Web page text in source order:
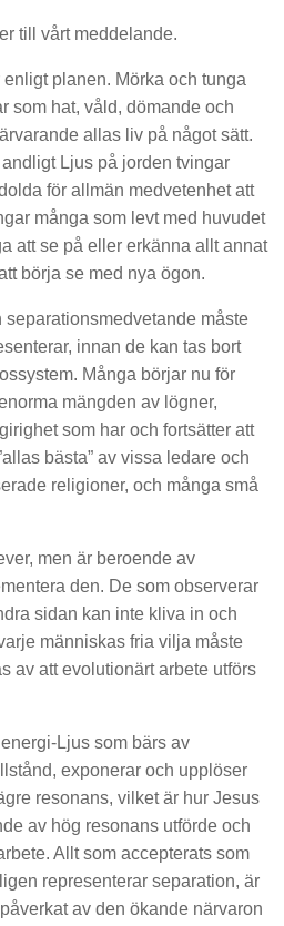
till vårt meddelande.
planen. Mörka och tunga
som hat, våld, dömande och
allas liv på något sätt.
Ljus på jorden tvingar
för allmän medvetenhet att
många som levt med huvudet
att se på eller erkänna allt annat
börja se med nya ögon.
måste
innan de kan tas bort
Många börjar nu för
mängden av lögner,
som har och fortsätter att
bästa” av vissa ledare och
religioner, och många små
men är beroende av
den. De som observerar
sidan kan inte kliva in och
människas fria vilja måste
av att evolutionärt arbete utförs
Ljus som bärs av
exponerar och upplöser
resonans, vilket är hur Jesus
av hög resonans utförde och
Allt som accepterats som
representerar separation, är
av den ökande närvaron